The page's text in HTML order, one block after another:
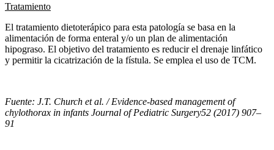
Tratamiento
El tratamiento dietoterápico para esta patología se basa en la
alimentación de forma enteral y/o un plan de alimentación
hipograso. El objetivo del tratamiento es reducir el drenaje linfático
y permitir la cicatrización de la fístula. Se emplea el uso de TCM.
Fuente: J.T. Church et al. / Evidence-based management of
chylothorax in infants Journal of Pediatric Surgery52 (2017) 907–
91